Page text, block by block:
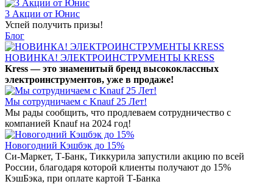
3 Акции от Юнис
Успей получить призы!
Блог
НОВИНКА! ЭЛЕКТРОИНСТРУМЕНТЫ KRESS
Kress — это знаменитый бренд высококлассных
электроинструментов, уже в продаже!
Мы сотрудничаем с Knauf 25 Лет!
Мы рады сообщить, что продлеваем сотрудничество с
компанией Knauf на 2024 год!
Новогодний Кэшбэк до 15%
Си-Маркет, Т-Банк, Тиккурила запустили акцию по всей
России, благодаря которой клиенты получают до 15%
КэшБэка, при оплате картой Т-Банка